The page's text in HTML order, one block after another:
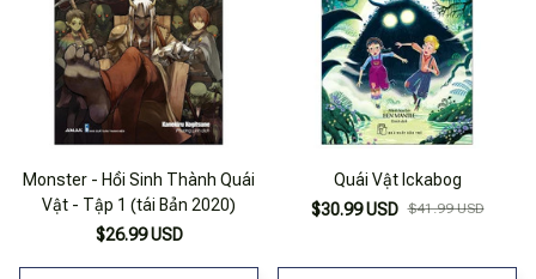
Monster - Hồi Sinh Thành Quái
Vật - Tập 1 (tái Bản 2020)
$26.99 USD
Quái Vật Ickabog
$30.99 USD $41.99 USD